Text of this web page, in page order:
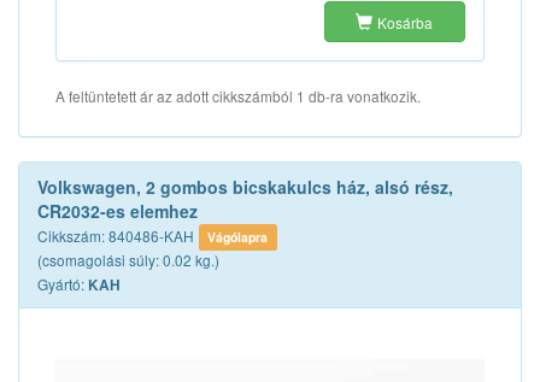
Kosárba
A feltüntetett ár az adott cikkszámból 1 db-ra vonatkozik.
Volkswagen, 2 gombos bicskakulcs ház, alsó rész,
CR2032-es elemhez
Cikkszám: 840486-KAH Vágólapra
(csomagolási súly: 0.02 kg.)
Gyártó: KAH